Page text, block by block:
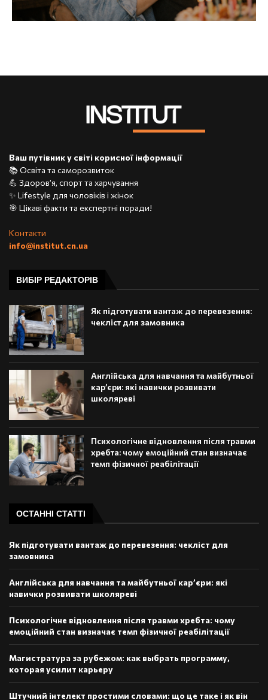
Ваш путівник у світі корисної інформації
📚 Освіта та саморозвиток
💪 Здоров’я, спорт та харчування
✨ Lifestyle для чоловіків і жінок
🎯 Цікаві факти та експертні поради!
Контакти
info@institut.cn.ua
ВИБІР РЕДАКТОРІВ
Як підготувати вантаж до перевезення:
чекліст для замовника
Англійська для навчання та майбутньої
кар’єри: які навички розвивати
школяреві
Психологічне відновлення після травми
хребта: чому емоційний стан визначає
темп фізичної реабілітації
ОСТАННІ СТАТТІ
Як підготувати вантаж до перевезення: чекліст для
замовника
Англійська для навчання та майбутньої кар’єри: які
навички розвивати школяреві
Психологічне відновлення після травми хребта: чому
емоційний стан визначає темп фізичної реабілітації
Магистратура за рубежом: как выбрать программу,
которая усилит карьеру
Штучний інтелект простими словами: що це таке і як він